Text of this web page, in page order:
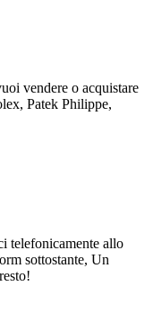
vendere o acquistare
Patek Philippe,
telefonicamente allo
sottostante, Un